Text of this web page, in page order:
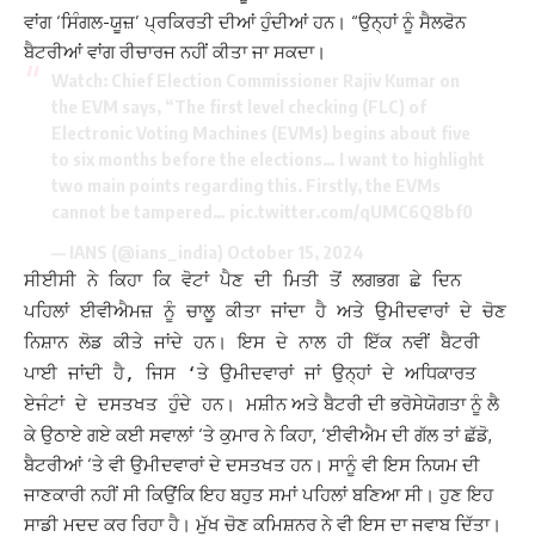
ਵਾਂਗ ‘ਸਿੰਗਲ-ਯੂਜ਼’ ਪ੍ਰਕਿਰਤੀ ਦੀਆਂ ਹੁੰਦੀਆਂ ਹਨ। “ਉਨ੍ਹਾਂ ਨੂੰ ਸੈਲਫੋਨ
ਬੈਟਰੀਆਂ ਵਾਂਗ ਰੀਚਾਰਜ ਨਹੀਂ ਕੀਤਾ ਜਾ ਸਕਦਾ।
ਸੀਈਸੀ ਨੇ ਕਿਹਾ ਕਿ ਵੋਟਾਂ ਪੈਣ ਦੀ ਮਿਤੀ ਤੋਂ ਲਗਭਗ ਛੇ ਦਿਨ
ਪਹਿਲਾਂ ਈਵੀਐਮਜ਼ ਨੂੰ ਚਾਲੂ ਕੀਤਾ ਜਾਂਦਾ ਹੈ ਅਤੇ ਉਮੀਦਵਾਰਾਂ ਦੇ ਚੋਣ
ਨਿਸ਼ਾਨ ਲੋਡ ਕੀਤੇ ਜਾਂਦੇ ਹਨ। ਇਸ ਦੇ ਨਾਲ ਹੀ ਇੱਕ ਨਵੀਂ ਬੈਟਰੀ
ਪਾਈ ਜਾਂਦੀ ਹੈ, ਜਿਸ ‘ਤੇ ਉਮੀਦਵਾਰਾਂ ਜਾਂ ਉਨ੍ਹਾਂ ਦੇ ਅਧਿਕਾਰਤ
ਏਜੰਟਾਂ ਦੇ ਦਸਤਖਤ ਹੁੰਦੇ ਹਨ। ਮਸ਼ੀਨ ਅਤੇ ਬੈਟਰੀ ਦੀ ਭਰੋਸੇਯੋਗਤਾ ਨੂੰ ਲੈ
ਕੇ ਉਠਾਏ ਗਏ ਕਈ ਸਵਾਲਾਂ ‘ਤੇ ਕੁਮਾਰ ਨੇ ਕਿਹਾ, ‘ਈਵੀਐਮ ਦੀ ਗੱਲ ਤਾਂ ਛੱਡੋ,
ਬੈਟਰੀਆਂ ‘ਤੇ ਵੀ ਉਮੀਦਵਾਰਾਂ ਦੇ ਦਸਤਖਤ ਹਨ। ਸਾਨੂੰ ਵੀ ਇਸ ਨਿਯਮ ਦੀ
ਜਾਣਕਾਰੀ ਨਹੀਂ ਸੀ ਕਿਉਂਕਿ ਇਹ ਬਹੁਤ ਸਮਾਂ ਪਹਿਲਾਂ ਬਣਿਆ ਸੀ। ਹੁਣ ਇਹ
ਸਾਡੀ ਮਦਦ ਕਰ ਰਿਹਾ ਹੈ। ਮੁੱਖ ਚੋਣ ਕਮਿਸ਼ਨਰ ਨੇ ਵੀ ਇਸ ਦਾ ਜਵਾਬ ਦਿੱਤਾ।